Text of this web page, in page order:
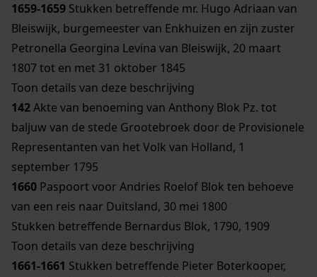
1659-1659 Stukken betreffende mr. Hugo Adriaan van
Bleiswijk, burgemeester van Enkhuizen en zijn zuster
Petronella Georgina Levina van Bleiswijk, 20 maart
1807 tot en met 31 oktober 1845
Toon details van deze beschrijving
142Akte van benoeming van Anthony Blok Pz. tot
baljuw van de stede Grootebroek door de Provisionele
Representanten van het Volk van Holland, 1
september 1795
1660 Paspoort voor Andries Roelof Blok ten behoeve
van een reis naar Duitsland, 30 mei 1800
Stukken betreffende Bernardus Blok, 1790, 1909
Toon details van deze beschrijving
1661-1661 Stukken betreffende Pieter Boterkooper,